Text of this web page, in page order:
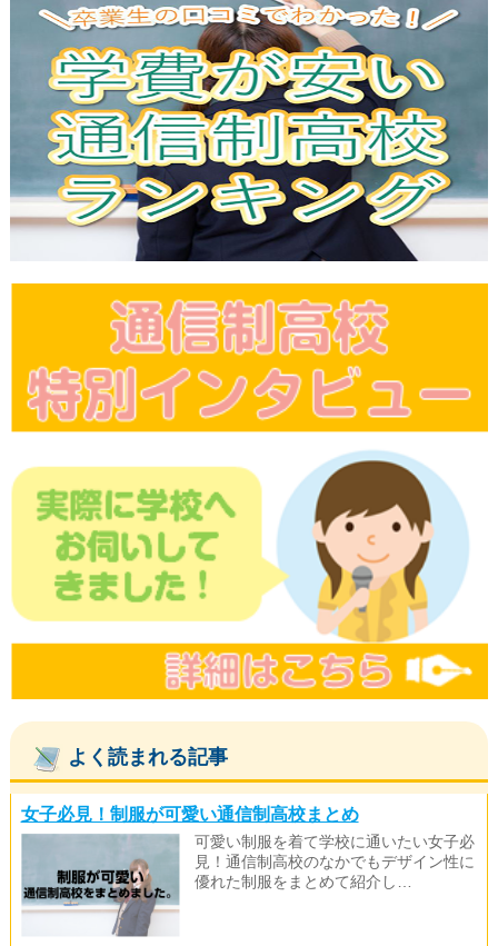
よく読まれる記事
女子必見！制服が可愛い通信制高校まとめ
可愛い制服を着て学校に通いたい女子必
見！通信制高校のなかでもデザイン性に
優れた制服をまとめて紹介し…